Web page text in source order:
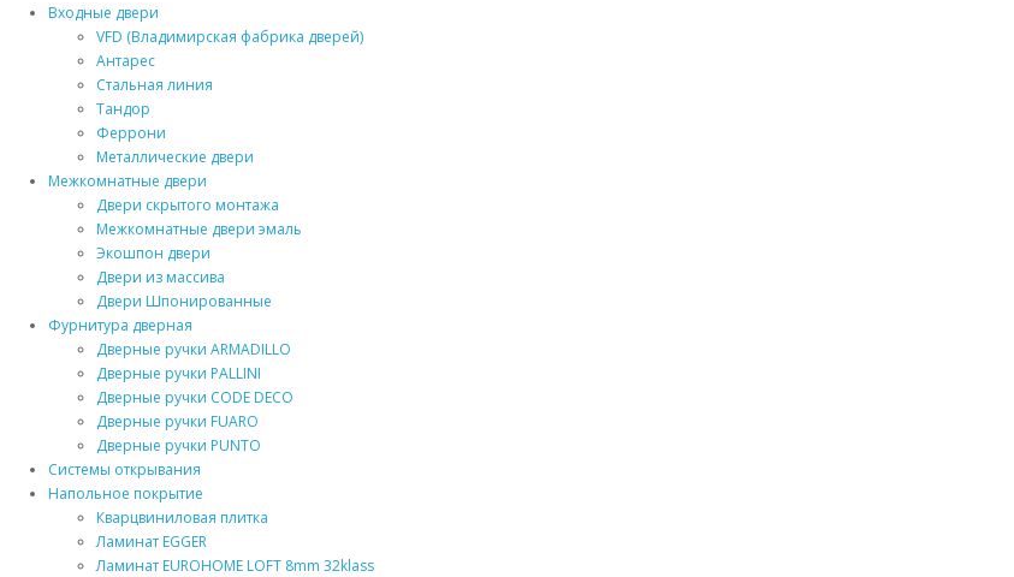
Входные двери
VFD (Владимирская фабрика дверей)
Антарес
Стальная линия
Тандор
Феррони
Металлические двери
Межкомнатные двери
Двери скрытого монтажа
Межкомнатные двери эмаль
Экошпон двери
Двери из массива
Двери Шпонированные
Фурнитура дверная
Дверные ручки ARMADILLO
Дверные ручки PALLINI
Дверные ручки CODE DECO
Дверные ручки FUARO
Дверные ручки PUNTO
Системы открывания
Напольное покрытие
Кварцвиниловая плитка
Ламинат EGGER
Ламинат EUROHOME LOFT 8mm 32klass